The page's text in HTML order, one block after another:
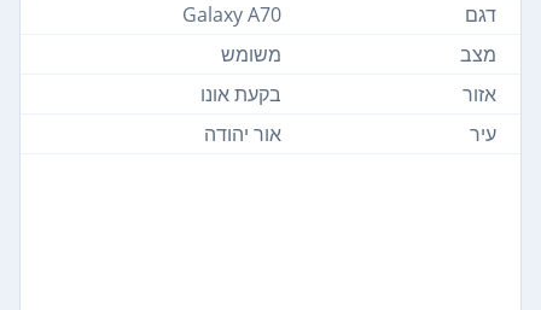
דגם
Galaxy A70
מצב
משומש
אזור
בקעת אונו
עיר
אור יהודה